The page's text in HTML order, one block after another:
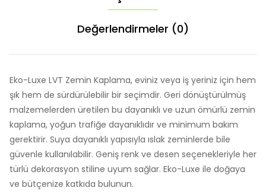
Değerlendirmeler (0)
Eko-Luxe LVT Zemin Kaplama, eviniz veya iş yeriniz için hem
şık hem de sürdürülebilir bir seçimdir. Geri dönüştürülmüş
malzemelerden üretilen bu dayanıklı ve uzun ömürlü zemin
kaplama, yoğun trafiğe dayanıklıdır ve minimum bakım
gerektirir. Suya dayanıklı yapısıyla ıslak zeminlerde bile
güvenle kullanılabilir. Geniş renk ve desen seçenekleriyle her
türlü dekorasyon stiline uyum sağlar. Eko-Luxe ile doğaya
ve bütçenize katkıda bulunun.